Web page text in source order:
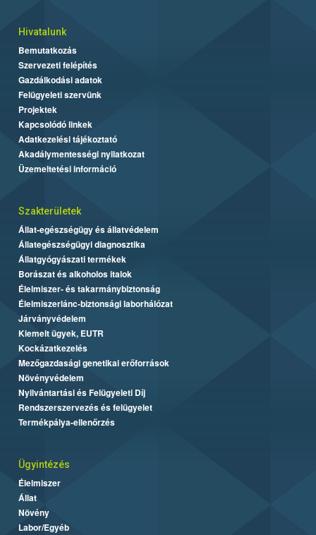
Hivatalunk
Bemutatkozás
Szervezeti felépítés
Gazdálkodási adatok
Felügyeleti szervünk
Projektek
Kapcsolódó linkek
Adatkezelési tájékoztató
Akadálymentességi nyilatkozat
Üzemeltetési információ
Szakterületek
Állat-egészségügy és állatvédelem
Állategészségügyi diagnosztika
Állatgyógyászati termékek
Borászat és alkoholos italok
Élelmiszer- és takarmánybiztonság
Élelmiszerlánc-biztonsági laborhálózat
Járványvédelem
Kiemelt ügyek, EUTR
Kockázatkezelés
Mezőgazdasági genetikai erőforrások
Növényvédelem
Nyilvántartási és Felügyeleti Díj
Rendszerszervezés és felügyelet
Termékpálya-ellenőrzés
Ügyintézés
Élelmiszer
Állat
Növény
Labor/Egyéb